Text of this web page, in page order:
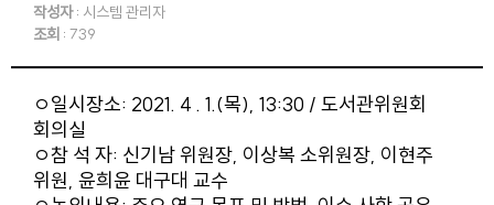
작성자: 시스템 관리자
조회 : 739
ㅇ일시장소: 2021. 4 . 1.(목), 13:30 / 도서관위원회
회의실
ㅇ참 석 자: 신기남 위원장, 이상복 소위원장, 이현주
위원, 윤희윤 대구대 교수